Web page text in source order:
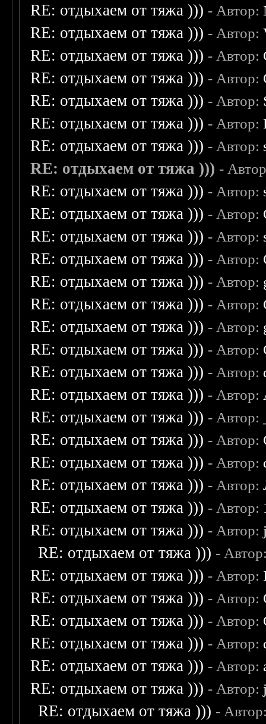
RE: отдыхаем от тяжа ))) - Автор:
RE: отдыхаем от тяжа ))) - Автор:
RE: отдыхаем от тяжа ))) - Автор:
RE: отдыхаем от тяжа ))) - Автор:
RE: отдыхаем от тяжа ))) - Автор:
RE: отдыхаем от тяжа ))) - Автор:
RE: отдыхаем от тяжа ))) - Автор:
RE: отдыхаем от тяжа ))) -
RE: отдыхаем от тяжа ))) - Автор:
RE: отдыхаем от тяжа ))) - Автор:
RE: отдыхаем от тяжа ))) - Автор:
RE: отдыхаем от тяжа ))) - Автор:
RE: отдыхаем от тяжа ))) - Автор:
RE: отдыхаем от тяжа ))) - Автор:
RE: отдыхаем от тяжа ))) - Автор:
RE: отдыхаем от тяжа ))) - Автор:
RE: отдыхаем от тяжа ))) - Автор:
RE: отдыхаем от тяжа ))) - Автор:
RE: отдыхаем от тяжа ))) - Автор:
RE: отдыхаем от тяжа ))) - Автор:
RE: отдыхаем от тяжа ))) - Автор:
RE: отдыхаем от тяжа ))) - Автор:
RE: отдыхаем от тяжа ))) - Автор:
RE: отдыхаем от тяжа ))) - Автор:
RE: отдыхаем от тяжа ))) -
RE: отдыхаем от тяжа ))) - Автор:
RE: отдыхаем от тяжа ))) - Автор:
RE: отдыхаем от тяжа ))) - Автор:
RE: отдыхаем от тяжа ))) - Автор:
RE: отдыхаем от тяжа ))) - Автор:
RE: отдыхаем от тяжа ))) - Автор:
RE: отдыхаем от тяжа ))) -